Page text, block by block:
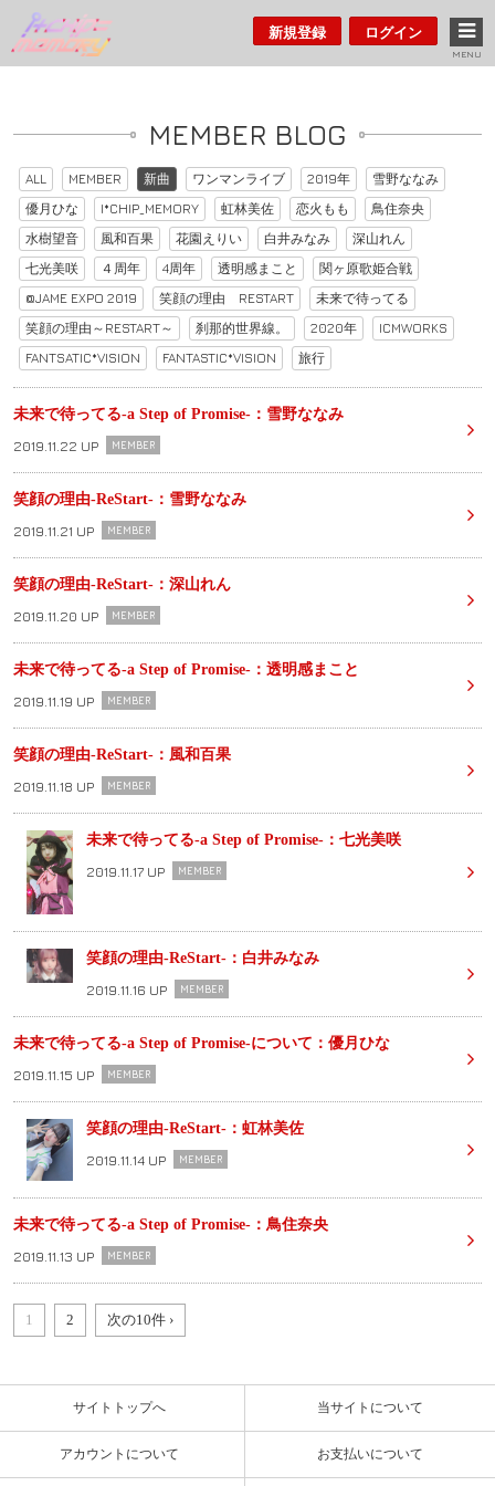
新規登録 ログイン
MENU
MEMBER BLOG
ALL MEMBER 新曲 ワンマンライブ 2019年
雪野ななみ
優月ひな
I*CHIP_MEMORY 虹林美佐 恋火もも
鳥住奈央
水樹望音
風和百果 花園えりい 白井みなみ
深山れん
七光美咲
４周年 4周年 透明感まこと
関ヶ原歌姫合戦
@JAME EXPO 2019
笑顔の理由 RESTART
未来で待ってる
笑顔の理由～RESTART～
刹那的世界線。 2020年
ICMWORKS
FANTSATIC*VISION
FANTASTIC*VISION 旅行
未来で待ってる-a Step of Promise-：雪野ななみ
2019.11.22 UP MEMBER
笑顔の理由-ReStart-：雪野ななみ
2019.11.21 UP MEMBER
笑顔の理由-ReStart-：深山れん
2019.11.20 UP MEMBER
未来で待ってる-a Step of Promise-：透明感まこと
2019.11.19 UP MEMBER
笑顔の理由-ReStart-：風和百果
2019.11.18 UP MEMBER
未来で待ってる-a Step of Promise-：七光美咲
2019.11.17 UP MEMBER
笑顔の理由-ReStart-：白井みなみ
2019.11.16 UP MEMBER
未来で待ってる-a Step of Promise-について：優月ひな
2019.11.15 UP MEMBER
笑顔の理由-ReStart-：虹林美佐
2019.11.14 UP MEMBER
未来で待ってる-a Step of Promise-：鳥住奈央
2019.11.13 UP MEMBER
1 2 次の10件 ›
サイトトップへ 当サイトについて
アカウントについて お支払いについて